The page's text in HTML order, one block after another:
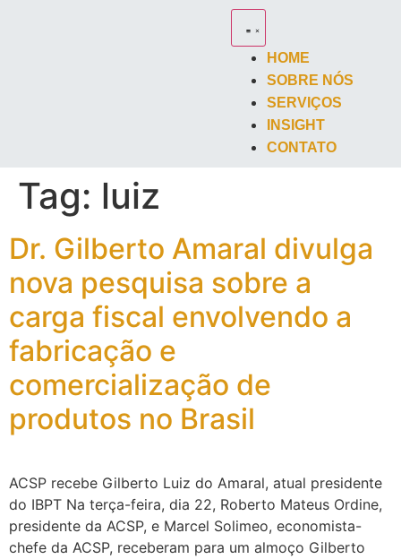
HOME
SOBRE NÓS
SERVIÇOS
INSIGHT
CONTATO
Tag: luiz
Dr. Gilberto Amaral divulga
nova pesquisa sobre a
carga fiscal envolvendo a
fabricação e
comercialização de
produtos no Brasil
ACSP recebe Gilberto Luiz do Amaral, atual presidente
do IBPT Na terça-feira, dia 22, Roberto Mateus Ordine,
presidente da ACSP, e Marcel Solimeo, economista-
chefe da ACSP, receberam para um almoço Gilberto